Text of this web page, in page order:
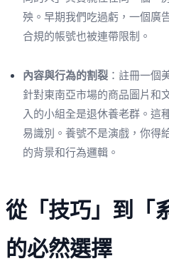
殃。早期我們吃過虧，一個廣
合規的帳號也被連帶限制。
內容與行為的割裂 ：註冊一個
針對東南亞市場的商品圖片和
入的小組全是退休養老群。這
易識別。養號不是演戲，你得
的背景和行為邏輯。
從「技巧」到「
的必然選擇